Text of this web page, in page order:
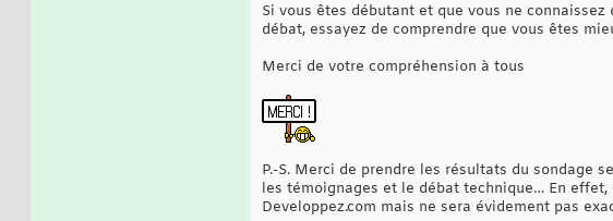
Si vous êtes débutant et que vous ne
débat, essayez de comprendre que vous êtes
Merci de votre compréhension à tous
P.-S. Merci de prendre les résultats du sondage
les témoignages et le débat technique… En
Developpez.com mais ne sera évidement pas